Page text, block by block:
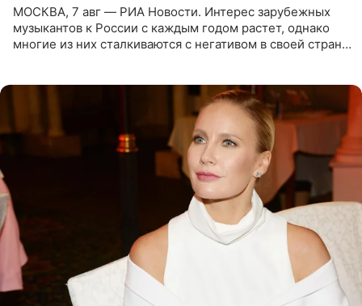
МОСКВА, 7 авг — РИА Новости. Интерес зарубежных
музыкантов к России с каждым годом растет, однако
многие из них сталкиваются с негативом в своей стране